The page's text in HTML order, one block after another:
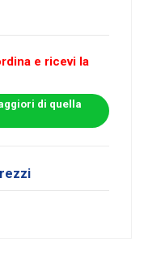
e ricevi la
di quella